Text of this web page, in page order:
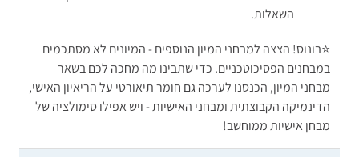
השאלות.
⭐בונוס! הצצה למבחני המיון הנוספים - המיונים לא מסתכמים
במבחנים הפסיכוטכניים. כדי שתבינו מה מחכה לכם בשאר
מבחני המיון, הכנסנו לערכה גם חומר תיאורטי על הריאיון האישי,
הדינמיקה הקבוצתית ומבחני האישיות - ויש אפילו סימולציה של
מבחן אישיות ממוחשב!